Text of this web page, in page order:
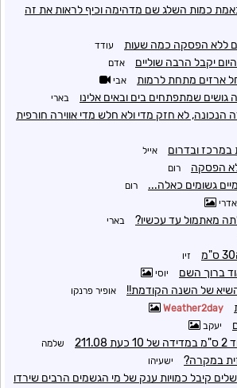
כמות השלג שם מדהימה וכיף לראות את זה
ללא הפסקה כמה שעות עודד
יקבל הרבה שוליים אדם
ארזים מתחת לרמות אבי
גושים שמתפתחים בים ובאים אלינו בארי
הנכונה, לא חזק מדי ולא חלש מדי אווירה חורפית
במרכז ובדרום אייל
הפסקה רום
גשומים כאלה... רום
מאתמול עד עכשיו? בארי
זיו
ברוך השם יוסי
של השנה הקודמת!! אופיר פרנקו
Weather2day
יעקב
שלמה
במקרה? ישעיהו
קיבל כמויות ענק של מי הגשמים הרבים שירדו